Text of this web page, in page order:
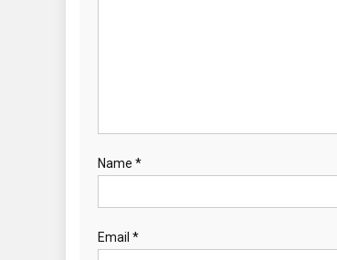
Name *
Email *